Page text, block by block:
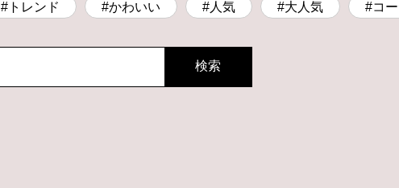
#トレンド #かわいい #人気 #大人気 #コ